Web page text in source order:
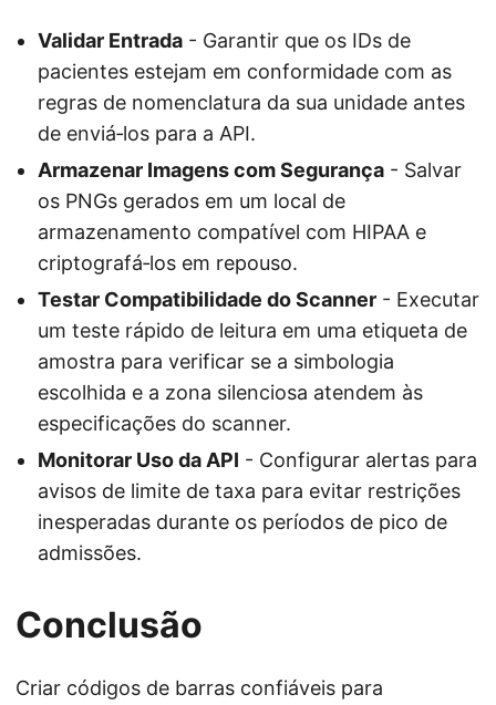
Validar Entrada - Garantir que os IDs de
pacientes estejam em conformidade com as
regras de nomenclatura da sua unidade antes
de enviá‑los para a API.
Armazenar Imagens com Segurança - Salvar
os PNGs gerados em um local de
armazenamento compatível com HIPAA e
criptografá‑los em repouso.
Testar Compatibilidade do Scanner - Executar
um teste rápido de leitura em uma etiqueta de
amostra para verificar se a simbologia
escolhida e a zona silenciosa atendem às
especificações do scanner.
Monitorar Uso da API - Configurar alertas para
avisos de limite de taxa para evitar restrições
inesperadas durante os períodos de pico de
admissões.
Conclusão
Criar códigos de barras confiáveis para